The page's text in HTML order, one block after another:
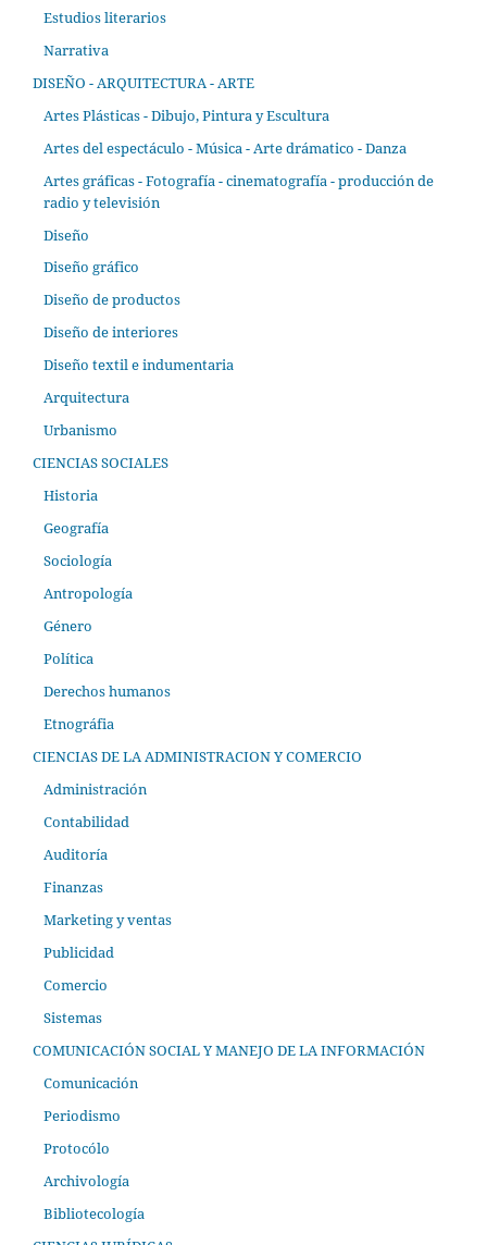
Estudios literarios
Narrativa
DISEÑO - ARQUITECTURA - ARTE
Artes Plásticas - Dibujo, Pintura y Escultura
Artes del espectáculo - Música - Arte drámatico - Danza
Artes gráficas - Fotografía - cinematografía - producción de
radio y televisión
Diseño
Diseño gráfico
Diseño de productos
Diseño de interiores
Diseño textil e indumentaria
Arquitectura
Urbanismo
CIENCIAS SOCIALES
Historia
Geografía
Sociología
Antropología
Género
Política
Derechos humanos
Etnográfia
CIENCIAS DE LA ADMINISTRACION Y COMERCIO
Administración
Contabilidad
Auditoría
Finanzas
Marketing y ventas
Publicidad
Comercio
Sistemas
COMUNICACIÓN SOCIAL Y MANEJO DE LA INFORMACIÓN
Comunicación
Periodismo
Protocólo
Archivología
Bibliotecología